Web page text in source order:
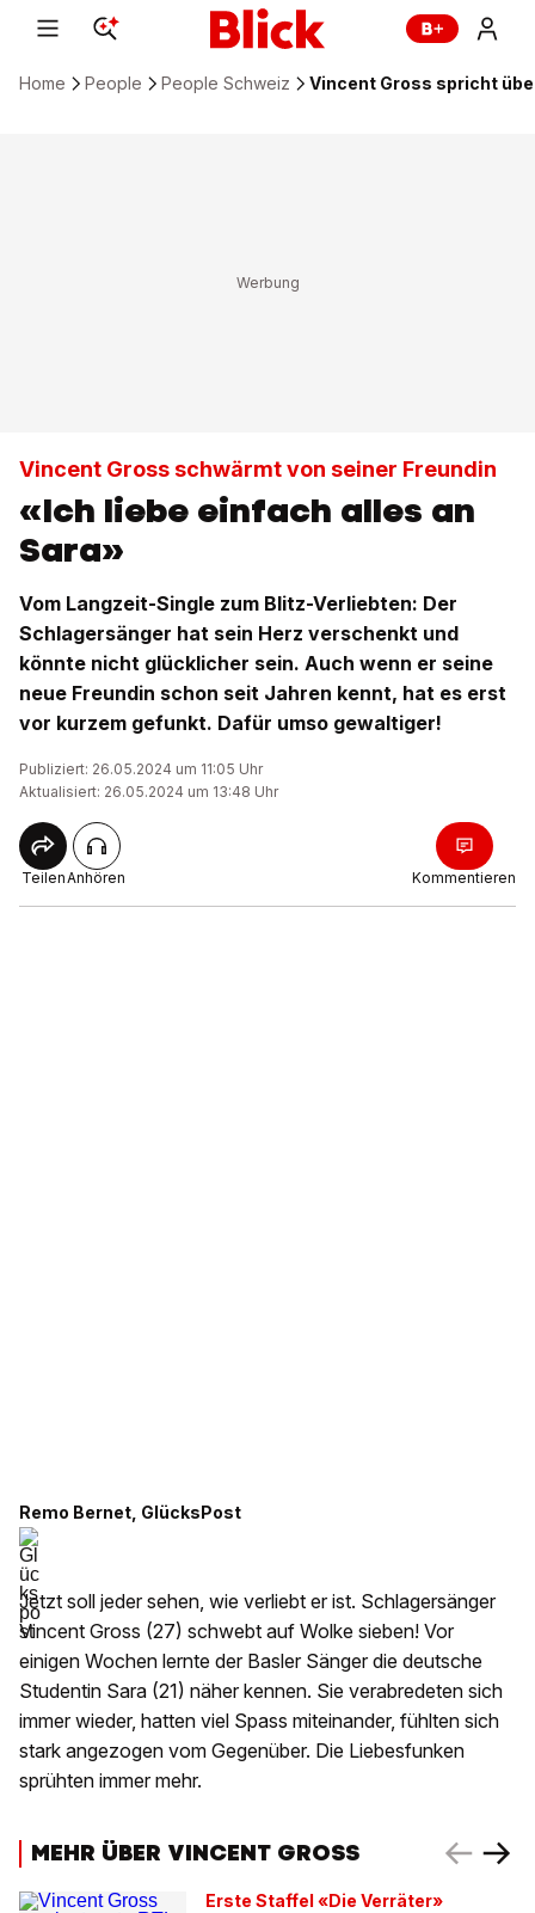
Home People People Schweiz Vincent Gross spricht
Vincent Gross schwärmt von seiner Freundin
«Ich liebe einfach alles an
Sara»
Vom Langzeit-Single zum Blitz-Verliebten: Der
Schlagersänger hat sein Herz verschenkt und
könnte nicht glücklicher sein. Auch wenn er seine
neue Freundin schon seit Jahren kennt, hat es erst
vor kurzem gefunkt. Dafür umso gewaltiger!
Publiziert: 26.05.2024 um 11:05 Uhr
Aktualisiert: 26.05.2024 um 13:48 Uhr
TeilenAnhören Kommentieren
Remo Bernet, GlücksPost
Jetzt soll jeder sehen, wie verliebt er ist. Schlagersänger
Vincent Gross (27) schwebt auf Wolke sieben! Vor
einigen Wochen lernte der Basler Sänger die deutsche
Studentin Sara (21) näher kennen. Sie verabredeten sich
immer wieder, hatten viel Spass miteinander, fühlten sich
stark angezogen vom Gegenüber. Die Liebesfunken
sprühten immer mehr.
MEHR ÜBER VINCENT GROSS
Erste Staffel «Die Verräter»